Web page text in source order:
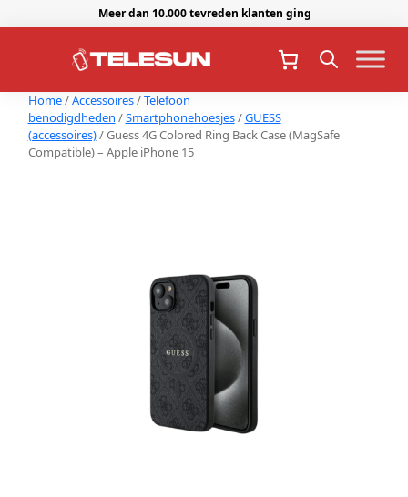
Meer dan 10.000 tevreden klanten gingen je voor.
Home/Accessoires/Telefoon
benodigdheden /Smartphonehoesjes/GUESS
(accessoires)/ Guess 4G Colored Ring Back Case (MagSafe
Compatible) – Apple iPhone 15